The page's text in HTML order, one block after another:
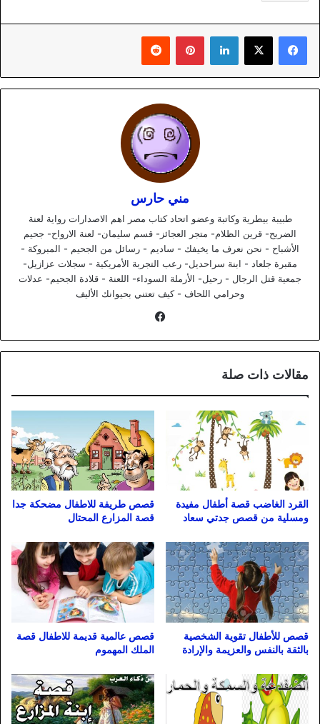
لينكدإن بينتيريست
مني حارس
طبيبة بيطرية وكاتبة وعضو اتحاد كتاب مصر اهم الاصدارات رواية لعنة
الضريح- قرين الظلام- متجر العجائز- قسم سليمان- لعنة الارواح- جحيم
الأشباح - نحن نعرف ما يخيفك - ساديم - رسائل من الجحيم - المبروكة -
مقبرة جلعاد - ابنة سراحديل- رعب التجربة الأمريكية - سجلات عزازيل-
جمعية قتل الرجال - رحيل- الأرملة السوداء- اللعنة - قلادة الجحيم- عدلات
وحرامي اللحاف - كيف تعتني بحيوانك الأليف
مقالات ذات صلة
القرد الغاضب قصة أطفال مفيدة
ومسلية من قصص جدتي سعاد
قصص طريفة للاطفال مضحكة جدا
قصة المزارع المحتال
قصص للأطفال تقوية الشخصية
بالثقة بالنفس والعزيمة والإرادة
قصص عالمية قديمة للاطفال قصة
الملك المهموم